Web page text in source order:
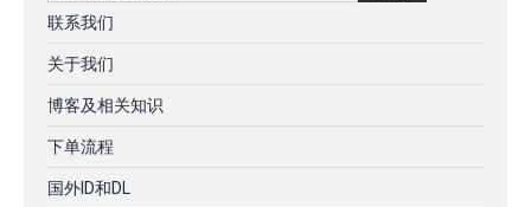
联系我们
关于我们
博客及相关知识
下单流程
国外ID和DL